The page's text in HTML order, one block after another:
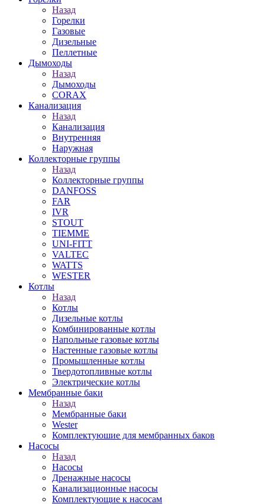
Назад
Горелки
Газовые
Дизельные
Пеллетные
Дымоходы
Назад
Дымоходы
CORAX
Канализация
Назад
Канализация
Внутренняя
Наружная
Коллекторные группы
Назад
Коллекторные группы
DANFOSS
FAR
IVR
STOUT
TIEMME
UNI-FITT
VALTEC
WATTS
WESTER
Котлы
Назад
Котлы
Дизельные котлы
Комбинированные котлы
Напольные газовые котлы
Настенные газовые котлы
Промышленные котлы
Твердотопливные котлы
Электрические котлы
Мембранные баки
Назад
Мембранные баки
Wester
Комплектуюшие для мембранных баков
Насосы
Назад
Насосы
Дренажные насосы
Канализационные насосы
Комплектующие к насосам